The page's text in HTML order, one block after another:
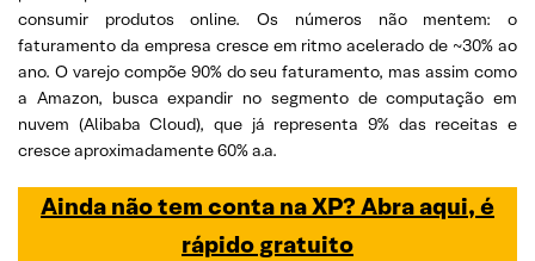
consumir produtos online. Os números não mentem: o
faturamento da empresa cresce em ritmo acelerado de ~30% ao
ano. O varejo compõe 90% do seu faturamento, mas assim como
a Amazon, busca expandir no segmento de computação em
nuvem (Alibaba Cloud), que já representa 9% das receitas e
cresce aproximadamente 60% a.a.
Ainda não tem conta na XP? Abra aqui, é
rápido gratuito